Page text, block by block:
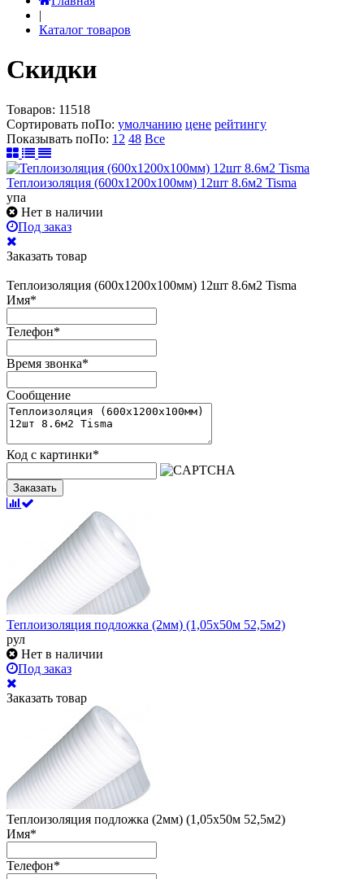
|
Каталог товаров
Скидки
Товаров: 11518
Сортировать поПо: умолчанию цене рейтингу
Показывать поПо: 12 48 Все
Теплоизоляция (600х1200х100мм) 12шт 8.6м2 Tisma
упа
Нет в наличии
Под заказ
Заказать товар
Теплоизоляция (600х1200х100мм) 12шт 8.6м2 Tisma
Имя*
Телефон*
Время звонка*
Сообщение
Код с картинки*
Заказать
Теплоизоляция подложка (2мм) (1,05х50м 52,5м2)
рул
Нет в наличии
Под заказ
Заказать товар
Теплоизоляция подложка (2мм) (1,05х50м 52,5м2)
Имя*
Телефон*